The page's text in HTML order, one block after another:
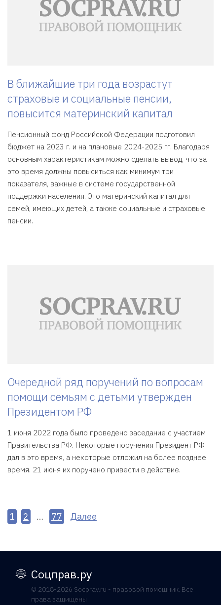
В ближайшие три года возрастут
страховые и социальные пенсии,
повысится материнский капитал
Пенсионный фонд Российской Федерации подготовил
бюджет на 2023 г. и на плановые 2024-2025 гг. Благодаря
основным характеристикам можно сделать вывод, что за
это время должны повыситься как минимум три
показателя, важные в системе государственной
поддержки населения. Это материнский капитал для
семей, имеющих детей, а также социальные и страховые
пенсии.
Очередной ряд поручений по вопросам
помощи семьям с детьми утвержден
Президентом РФ
1 июня 2022 года было проведено заседание с участием
Правительства РФ. Некоторые поручения Президент РФ
дал в это время, а некоторые отложил на более позднее
время. 21 июня их поручено привести в действие.
1 2 … 77 Далее
Соцправ.ру
© 2018-2026 Socprav.ru - правовой помощник. Все
права защищены